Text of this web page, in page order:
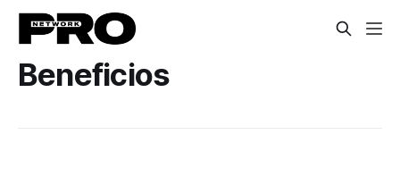
Beneficios